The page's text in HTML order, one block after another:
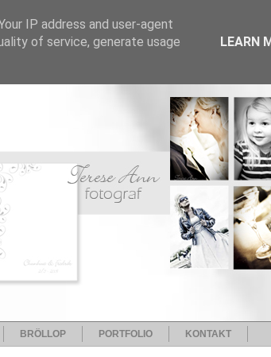
BRÖLLOP PORTFOLIO KONTAKT
IP address and user-agent
of service, generate usage
LEARN